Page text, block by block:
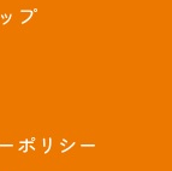
プ
ポリシー